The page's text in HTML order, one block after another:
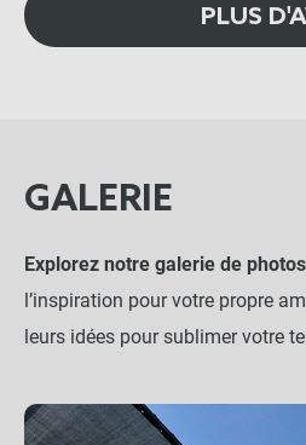
PLUS
GALERIE
Explorez notre galerie de
l’inspiration pour votre propre
leurs idées pour sublimer votre